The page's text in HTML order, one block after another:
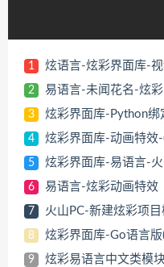
1 炫语言-炫彩界面库-
2 易语言-未闻花名-炫彩
3 炫彩界面库-Python绑
4 炫彩界面库-动画特效
5 炫彩界面库-易语言-
6 易语言-炫彩动画特效
7 火山PC-新建炫彩项目
8 炫彩界面库-Go语言版
9 炫彩易语言中文类模